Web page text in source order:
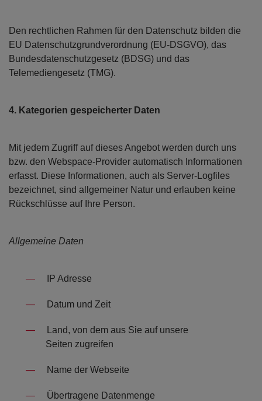
Den rechtlichen Rahmen für den Datenschutz bilden die
EU Datenschutzgrundverordnung (EU-DSGVO), das
Bundesdatenschutzgesetz (BDSG) und das
Telemediengesetz (TMG).
4. Kategorien gespeicherter Daten
Mit jedem Zugriff auf dieses Angebot werden durch uns
bzw. den Webspace-Provider automatisch Informationen
erfasst. Diese Informationen, auch als Server-Logfiles
bezeichnet, sind allgemeiner Natur und erlauben keine
Rückschlüsse auf Ihre Person.
Allgemeine Daten
IP Adresse
Datum und Zeit
Land, von dem aus Sie auf unsere
Seiten zugreifen
Name der Webseite
Übertragene Datenmenge